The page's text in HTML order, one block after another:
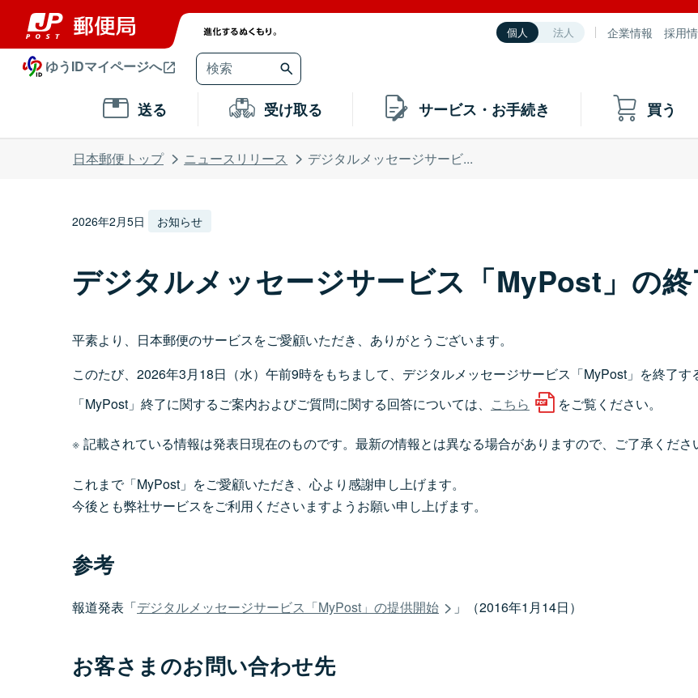
個人 法人 企業情報 採用
ゆうIDマイページへ
送る 受け取る サービス・お手続き 買う
日本郵便トップ ニュースリリース デジタルメッセージサービ...
2026年2月5日 お知らせ
デジタルメッセージサービス「MyPost」の終
平素より、日本郵便のサービスをご愛顧いただき、ありがとうございます。
このたび、2026年3月18日（水）午前9時をもちまして、デジタルメッセージサービス「MyPost」を終了す
「MyPost」終了に関するご案内およびご質問に関する回答については、 こちら をご覧ください。
記載されている情報は発表日現在のものです。最新の情報とは異なる場合がありますので、ご了承くださ
これまで「MyPost」をご愛顧いただき、心より感謝申し上げます。
今後とも弊社サービスをご利用くださいますようお願い申し上げます。
参考
報道発表「デジタルメッセージサービス「MyPost」の提供開始 」（2016年1月14日）
お客さまのお問い合わせ先